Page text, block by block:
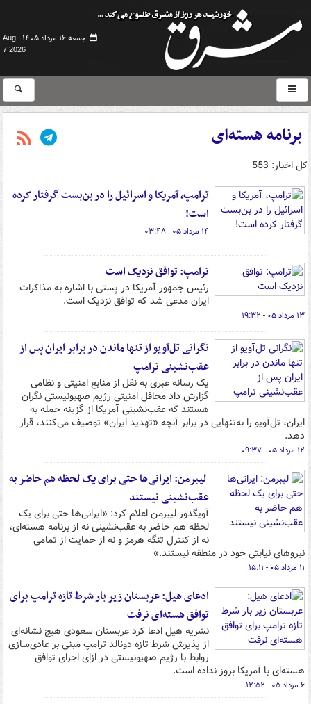
جمعه ۱۶ مرداد ۱۴۰۵ -
Aug
7 2026
برنامه هسته‌ای
کل اخبار: 553
ترامپ، آمریکا و اسرائیل را در بن‌بست گرفتار کرده
است!
۱۴ مرداد ۰۵ - ۰۳:۴۸
ترامپ: توافق نزدیک است
رئیس جمهور آمریکا در پستی با اشاره به مذاکرات
ایران مدعی شد که توافق نزدیک است.
۱۳ مرداد ۰۵ - ۱۹:۳۲
نگرانی تل‌آویو از تنها ماندن در برابر ایران پس از
عقب‌نشینی ترامپ
یک رسانه عبری به نقل از منابع امنیتی و نظامی
گزارش داد محافل امنیتی رژیم صهیونیستی نگران
هستند که عقب‌نشینی آمریکا از گزینه حمله به
ایران، تل‌آویو را به‌تنهایی در برابر آنچه «تهدید ایران» توصیف می‌کنند، قرار
دهد.
۱۲ مرداد ۰۵ - ۰۹:۳۷
لیبرمن: ایرانی‌ها حتی برای یک لحظه هم حاضر به
عقب‌نشینی نیستند
آویگدور لیبرمن اعلام کرد: «ایرانی‌ها حتی برای یک
لحظه هم حاضر به عقب‌نشینی نه از برنامه هسته‌ای،
نه از کنترل تنگه هرمز و نه از حمایت از تمامی
نیروهای نیابتی خود در منطقه نیستند.»
۱۱ مرداد ۰۵ - ۱۵:۱۱
ادعای هیل: عربستان زیر بار شرط تازه ترامپ برای
توافق هسته‌ای نرفت
نشریه هیل ادعا کرد عربستان سعودی هیچ نشانه‌ای
از پذیرش شرط تازه دونالد ترامپ مبنی بر عادی‌سازی
روابط با رژیم صهیونیستی در ازای اجرای توافق
هسته‌ای با آمریکا بروز نداده است.
۶ مرداد ۰۵ - ۱۲:۵۲